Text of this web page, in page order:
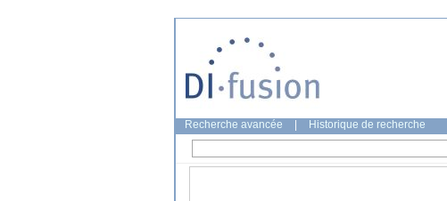
Recherche avancée Historique de recherche